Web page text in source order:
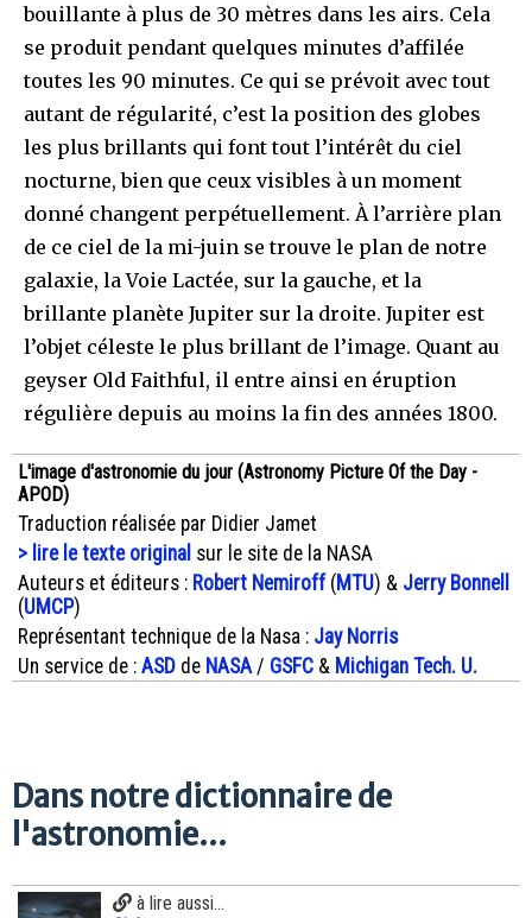
bouillante à plus de 30 mètres dans les airs. Cela
se produit pendant quelques minutes d’affilée
toutes les 90 minutes. Ce qui se prévoit avec tout
autant de régularité, c’est la position des globes
les plus brillants qui font tout l’intérêt du ciel
nocturne, bien que ceux visibles à un moment
donné changent perpétuellement. À l’arrière plan
de ce ciel de la mi-juin se trouve le plan de notre
galaxie, la Voie Lactée, sur la gauche, et la
brillante planète Jupiter sur la droite. Jupiter est
l’objet céleste le plus brillant de l’image. Quant au
geyser Old Faithful, il entre ainsi en éruption
régulière depuis au moins la fin des années 1800.
L'image d'astronomie du jour (Astronomy Picture Of the Day -
APOD)
Traduction réalisée par Didier Jamet
> lire le texte original sur le site de la NASA
Auteurs et éditeurs : Robert Nemiroff(MTU) & Jerry Bonnell
(UMCP)
Représentant technique de la Nasa : Jay Norris
Un service de : ASD de NASA / GSFC & Michigan Tech. U.
Dans notre dictionnaire de
l'astronomie...
à lire aussi...